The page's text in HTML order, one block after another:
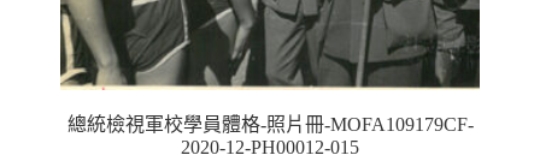
總統檢視軍校學員體格-照片冊-MOFA109179CF-
2020-12-PH00012-015